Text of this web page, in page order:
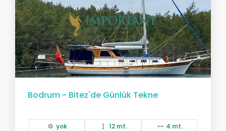
Bodrum - Bitez'de Günlük Tekne
yok 12 mt. 4 mt.